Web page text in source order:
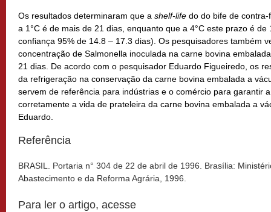
Os resultados determinaram que a shelf-life do do bife de
a 1°C é de mais de 21 dias, enquanto que a 4°C este prazo é
confiança 95% de 14.8 – 17.3 dias). Os pesquisadores também
concentração de Salmonella inoculada na carne bovina
21 dias. De acordo com o pesquisador Eduardo Figueiredo, os
da refrigeração na conservação da carne bovina embalada a
servem de referência para indústrias e o comércio para garantir
corretamente a vida de prateleira da carne bovina embalada a
Eduardo.
Referência
BRASIL. Portaria n° 304 de 22 de abril de 1996. Brasília:
Abastecimento e da Reforma Agrária, 1996.
Para ler o artigo, acesse